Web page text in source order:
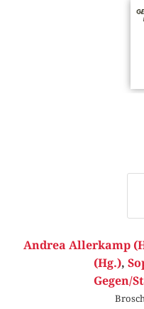
Andrea Allerkamp
(Hg.),
Gegen/